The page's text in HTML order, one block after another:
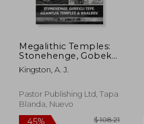
45% $ 52.40
Megalithic Temples:
Stonehenge, Gobekli
Tepe, Ggantija
Temples & Baalbek
Kingston, A. J.
Pastor Publishing Ltd, Tapa
Blanda, Nuevo